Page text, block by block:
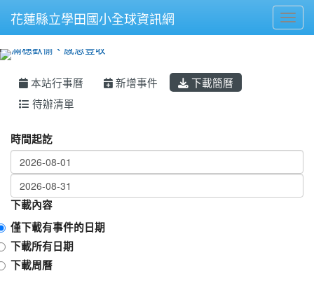
花蓮縣立學田國小全球資訊網
本站行事曆 新增事件
下載簡曆
待辦清單
Calendar word
時間起訖
下載內容
僅下載有事件的日期
下載所有日期
下載周曆